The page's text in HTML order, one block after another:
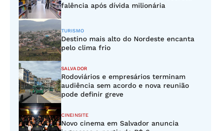
falência após dívida milionária
TURISMO
Destino mais alto do Nordeste encanta
pelo clima frio
SALVADOR
Rodoviários e empresários terminam
audiência sem acordo e nova reunião
pode definir greve
CINEINSITE
Novo cinema em Salvador anuncia